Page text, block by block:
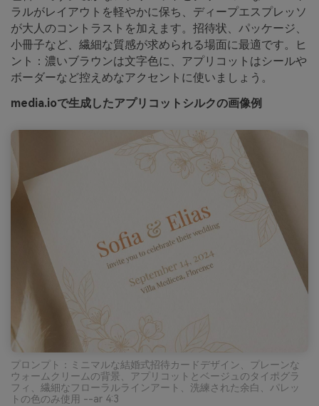
ラルがレイアウトを軽やかに保ち、ディープエスプレッソ
が大人のコントラストを加えます。招待状、パッケージ、
小冊子など、繊細な質感が求められる場面に最適です。ヒ
ント：濃いブラウンは文字色に、アプリコットはシールや
ボーダーなど控えめなアクセントに使いましょう。
media.ioで生成したアプリコットシルクの画像例
プロンプト：ミニマルな結婚式招待カードデザイン、プレーンな
ウォームクリームの背景、アプリコットとベージュのタイポグラ
フィ、繊細なフローラルラインアート、洗練された余白、パレッ
トの色のみ使用 --ar 4:3